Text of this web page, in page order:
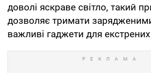
доволі яскраве світло, такий
дозволяє тримати
важливі гаджети для екстрених